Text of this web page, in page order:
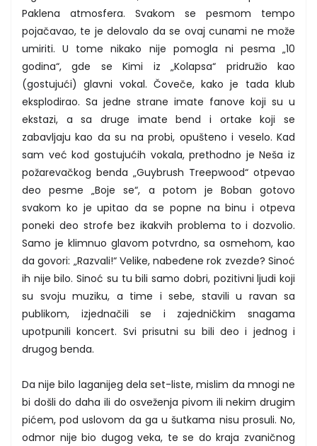
Paklena atmosfera. Svakom se pesmom tempo
pojačavao, te je delovalo da se ovaj cunami ne može
umiriti. U tome nikako nije pomogla ni pesma „10
godina“, gde se Kimi iz „Kolapsa“ pridružio kao
(gostujući) glavni vokal. Čoveče, kako je tada klub
eksplodirao. Sa jedne strane imate fanove koji su u
ekstazi, a sa druge imate bend i ortake koji se
zabavljaju kao da su na probi, opušteno i veselo. Kad
sam već kod gostujućih vokala, prethodno je Neša iz
požarevačkog benda „Guybrush Treepwood“ otpevao
deo pesme „Boje se“, a potom je Boban gotovo
svakom ko je upitao da se popne na binu i otpeva
poneki deo strofe bez ikakvih problema to i dozvolio.
Samo je klimnuo glavom potvrdno, sa osmehom, kao
da govori: „Razvali!“ Velike, nabeđene rok zvezde? Sinoć
ih nije bilo. Sinoć su tu bili samo dobri, pozitivni ljudi koji
su svoju muziku, a time i sebe, stavili u ravan sa
publikom, izjednačili se i zajedničkim snagama
upotpunili koncert. Svi prisutni su bili deo i jednog i
drugog benda.
Da nije bilo laganijeg dela set-liste, mislim da mnogi ne
bi došli do daha ili do osveženja pivom ili nekim drugim
pićem, pod uslovom da ga u šutkama nisu prosuli. No,
odmor nije bio dugog veka, te se do kraja zvaničnog